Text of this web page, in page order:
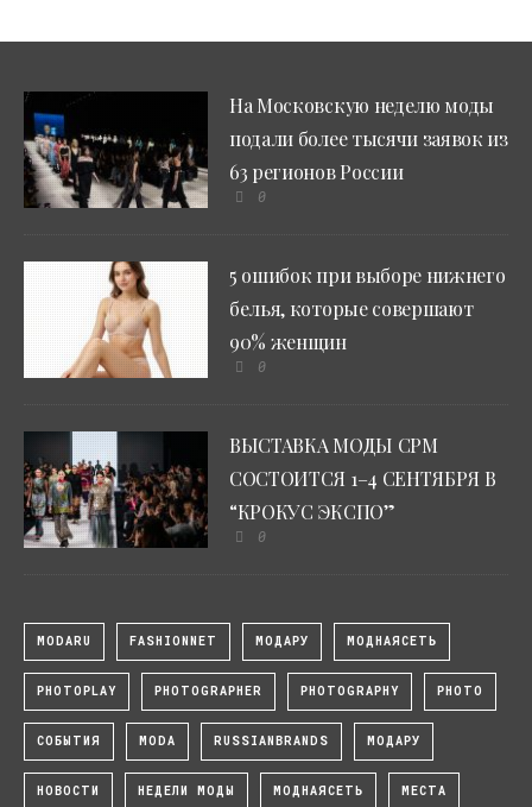
На Московскую неделю моды
подали более тысячи заявок из
63 регионов России
0
5 ошибок при выборе нижнего
белья, которые совершают
90% женщин
0
ВЫСТАВКА МОДЫ CPM
СОСТОИТСЯ 1–4 СЕНТЯБРЯ В
“КРОКУС ЭКСПО”
0
MODARU FASHIONNET МОДАРУ МОДНАЯСЕТЬ
PHOTOPLAY PHOTOGRAPHER PHOTOGRAPHY PHOTO
СОБЫТИЯ MODA RUSSIANBRANDS МОДАРУ
НОВОСТИ НЕДЕЛИ МОДЫ МОДНАЯСЕТЬ МЕСТА